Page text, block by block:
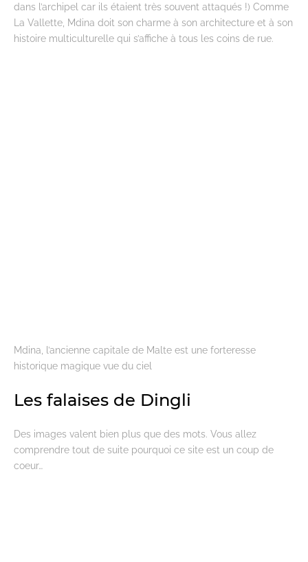
dans l’archipel car ils étaient très souvent attaqués !) Comme
La Vallette, Mdina doit son charme à son architecture et à son
histoire multiculturelle qui s’affiche à tous les coins de rue.
Mdina, l’ancienne capitale de Malte est une forteresse
historique magique vue du ciel
Les falaises de Dingli
Des images valent bien plus que des mots. Vous allez
comprendre tout de suite pourquoi ce site est un coup de
coeur…